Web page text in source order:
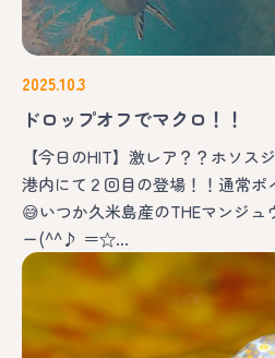
2025.10.3
ドロップオフでマクロ！！
【今日のHIT】激レア？？ホソス
港内にて２回目の登場！！通常ポ
😅いつか久米島産のTHEマンジュ
ー(^^♪ ＝☆…